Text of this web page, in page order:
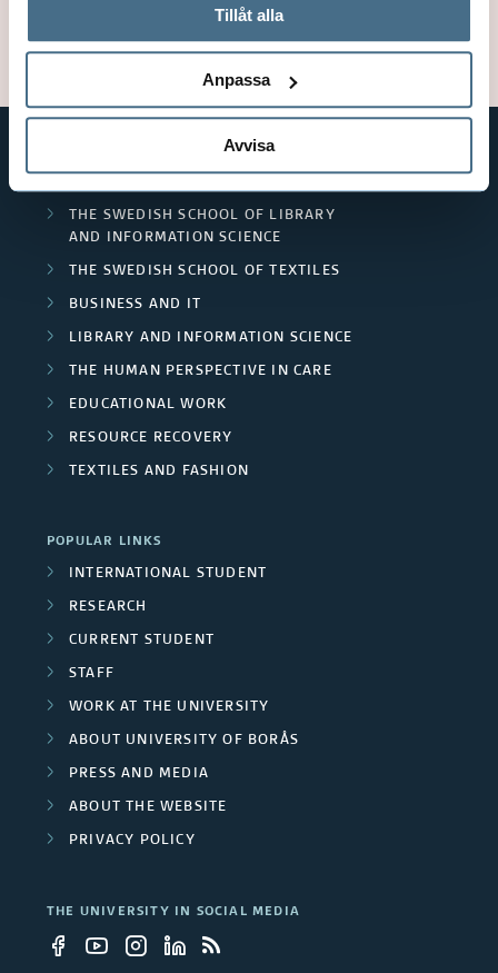
används och hur vi och våra leverantörer inhämtar och
behandlar personuppgifter.
Tillåt alla
Anpassa
Avvisa
Natalia Vargas
Updated: 2023-03-16
THE SWEDISH SCHOOL OF LIBRARY
AND INFORMATION SCIENCE
THE SWEDISH SCHOOL OF TEXTILES
BUSINESS AND IT
LIBRARY AND INFORMATION SCIENCE
THE HUMAN PERSPECTIVE IN CARE
EDUCATIONAL WORK
RESOURCE RECOVERY
TEXTILES AND FASHION
POPULAR LINKS
INTERNATIONAL STUDENT
RESEARCH
CURRENT STUDENT
STAFF
WORK AT THE UNIVERSITY
ABOUT UNIVERSITY OF BORÅS
PRESS AND MEDIA
ABOUT THE WEBSITE
PRIVACY POLICY
THE UNIVERSITY IN SOCIAL MEDIA